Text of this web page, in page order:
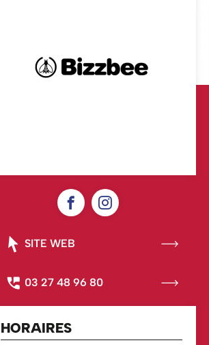
SITE WEB
03 27 48 96 80
HORAIRES